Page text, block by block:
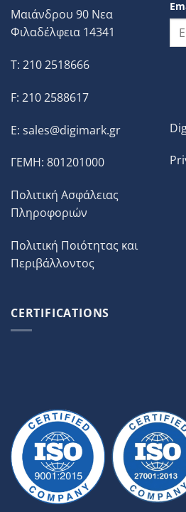
Μαιάνδρου 90 Νεα
Φιλαδέλφεια 14341
T: 210 2518666
F: 210 2588617
E: sales@digimark.gr
ΓΕΜΗ: 801201000
Πολιτική Ασφάλειας
Πληροφοριών
Πολιτική Ποιότητας και
Περιβάλλοντος
CERTIFICATIONS